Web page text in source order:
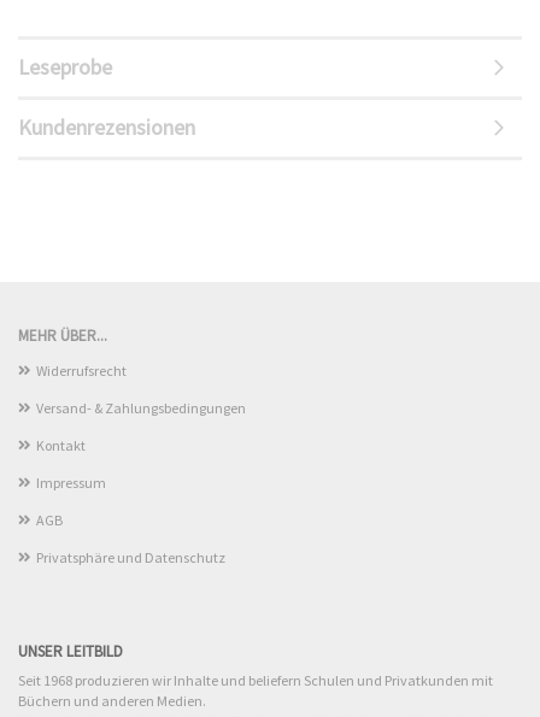
Leseprobe
Kundenrezensionen
MEHR ÜBER...
Widerrufsrecht
Versand- & Zahlungsbedingungen
Kontakt
Impressum
AGB
Privatsphäre und Datenschutz
UNSER LEITBILD
Seit 1968 produzieren wir Inhalte und beliefern Schulen und Privatkunden mit
Büchern und anderen Medien.